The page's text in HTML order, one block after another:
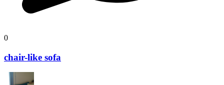
0
chair-like sofa